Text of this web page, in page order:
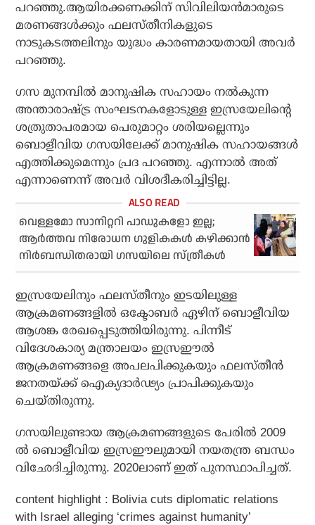
പറഞ്ഞു.ആയിരക്കണക്കിന് സിവിലിയന്‍മാരുടെ
മരണങ്ങള്‍ക്കും ഫലസ്തീനികളുടെ
നാടുകടത്തലിനും യുദ്ധം കാരണമായതായി അവര്‍
പറഞ്ഞു.
ഗസ മുനമ്പില്‍ മാനുഷിക സഹായം നല്‍കുന്ന
അന്താരാഷ്ട്ര സംഘടനകളോടുള്ള ഇസ്രയേലിന്റെ
ശത്രുതാപരമായ പെരുമാറ്റം ശരിയല്ലെന്നും
ബൊളീവിയ ഗസയിലേക്ക് മാനുഷിക സഹായങ്ങള്‍
എത്തിക്കുമെന്നും പ്രദ പറഞ്ഞു. എന്നാല്‍ അത്
എന്നാണെന്ന് അവര്‍ വിശദീകരിച്ചിട്ടില്ല.
വെള്ളമോ സാനിറ്ററി പാഡുകളോ ഇല്ല;
ആർത്തവ നിരോധന ഗുളികകൾ കഴിക്കാൻ
നിർബന്ധിതരായി ഗസയിലെ സ്ത്രീകൾ
ഇസ്രയേലിനും ഫലസ്തീനും ഇടയിലുള്ള
ആക്രമണങ്ങളില്‍ ഒക്ടോബര്‍ ഏഴിന് ബൊളീവിയ
ആശങ്ക രേഖപ്പെടുത്തിയിരുന്നു. പിന്നീട്
വിദേശകാര്യ മന്ത്രാലയം ഇസ്രഈല്‍
ആക്രമണങ്ങളെ അപലപിക്കുകയും ഫലസ്തീന്‍
ജനതയ്ക്ക് ഐക്യദാര്‍ഢ്യം പ്രാപിക്കുകയും
ചെയ്തിരുന്നു.
ഗസയിലുണ്ടായ ആക്രമണങ്ങളുടെ പേരില്‍ 2009
ല്‍ ബൊളീവിയ ഇസ്രഈലുമായി നയതന്ത്ര ബന്ധം
വിഛേദിച്ചിരുന്നു. 2020ലാണ് ഇത് പുനസ്ഥാപിച്ചത്.
content highlight : Bolivia cuts diplomatic relations
with Israel alleging ‘crimes against humanity’